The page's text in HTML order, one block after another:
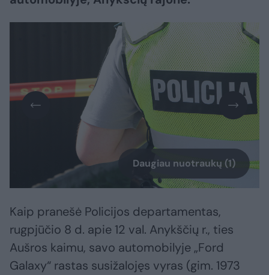
Daugiau nuotraukų (1)
Kaip pranešė Policijos departamentas,
rugpjūčio 8 d. apie 12 val. Anykščių r., ties
Aušros kaimu, savo automobilyje „Ford
Galaxy“ rastas susižalojęs vyras (gim. 1973